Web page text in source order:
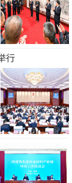
行